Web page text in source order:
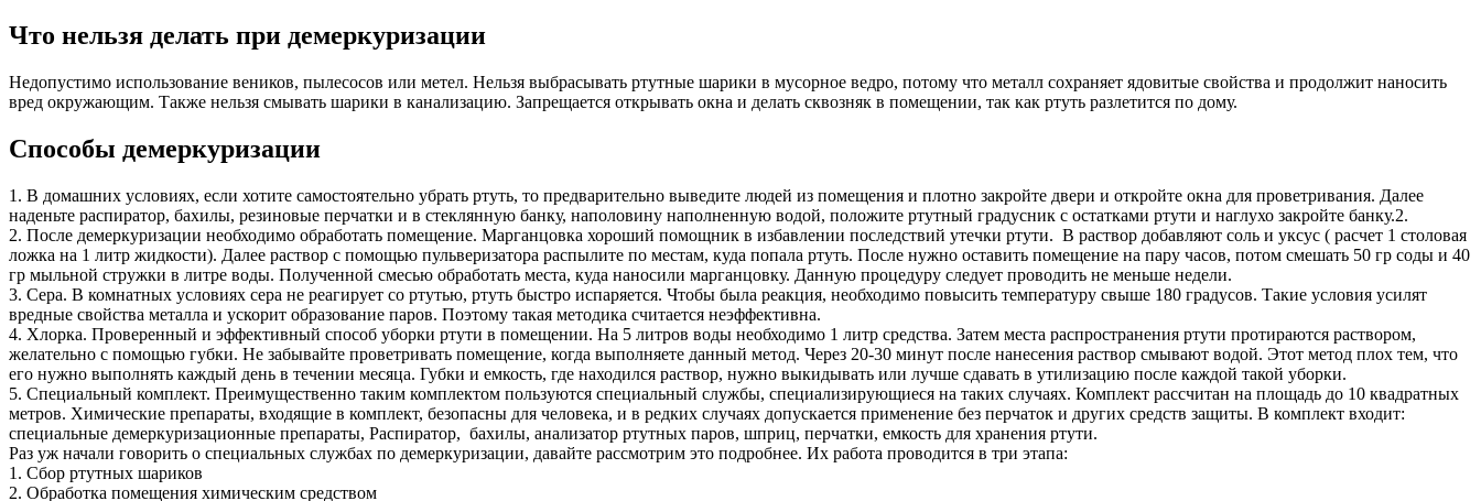
Что нельзя делать при демеркуризации
Недопустимо использование веников, пылесосов или метел. Нельзя выбрасывать ртутные шарики в мусорное ведро, потому что металл сохраняет ядовитые свойства и продолжит наносить
вред окружающим. Также нельзя смывать шарики в канализацию. Запрещается открывать окна и делать сквозняк в помещении, так как ртуть разлетится по дому.
Способы демеркуризации
1. В домашних условиях, если хотите самостоятельно убрать ртуть, то предварительно выведите людей из помещения и плотно закройте двери и откройте окна для проветривания. Далее
наденьте распиратор, бахилы, резиновые перчатки и в стеклянную банку, наполовину наполненную водой, положите ртутный градусник с остатками ртути и наглухо закройте банку.2.
2. После демеркуризации необходимо обработать помещение. Марганцовка хороший помощник в избавлении последствий утечки ртути. В раствор добавляют соль и уксус ( расчет 1 столовая
ложка на 1 литр жидкости). Далее раствор с помощью пульверизатора распылите по местам, куда попала ртуть. После нужно оставить помещение на пару часов, потом смешать 50 гр соды и 40
гр мыльной стружки в литре воды. Полученной смесью обработать места, куда наносили марганцовку. Данную процедуру следует проводить не меньше недели.
3. Сера. В комнатных условиях сера не реагирует со ртутью, ртуть быстро испаряется. Чтобы была реакция, необходимо повысить температуру свыше 180 градусов. Такие условия усилят
вредные свойства металла и ускорит образование паров. Поэтому такая методика считается неэффективна.
4. Хлорка. Проверенный и эффективный способ уборки ртути в помещении. На 5 литров воды необходимо 1 литр средства. Затем места распространения ртути протираются раствором,
желательно с помощью губки. Не забывайте проветривать помещение, когда выполняете данный метод. Через 20-30 минут после нанесения раствор смывают водой. Этот метод плох тем, что
его нужно выполнять каждый день в течении месяца. Губки и емкость, где находился раствор, нужно выкидывать или лучше сдавать в утилизацию после каждой такой уборки.
5. Специальный комплект. Преимущественно таким комплектом пользуются специальный службы, специализирующиеся на таких случаях. Комплект рассчитан на площадь до 10 квадратных
метров. Химические препараты, входящие в комплект, безопасны для человека, и в редких случаях допускается применение без перчаток и других средств защиты. В комплект входит:
специальные демеркуризационные препараты, Распиратор, бахилы, анализатор ртутных паров, шприц, перчатки, емкость для хранения ртути.
Раз уж начали говорить о специальных службах по демеркуризации, давайте рассмотрим это подробнее. Их работа проводится в три этапа:
1. Сбор ртутных шариков
2. Обработка помещения химическим средством